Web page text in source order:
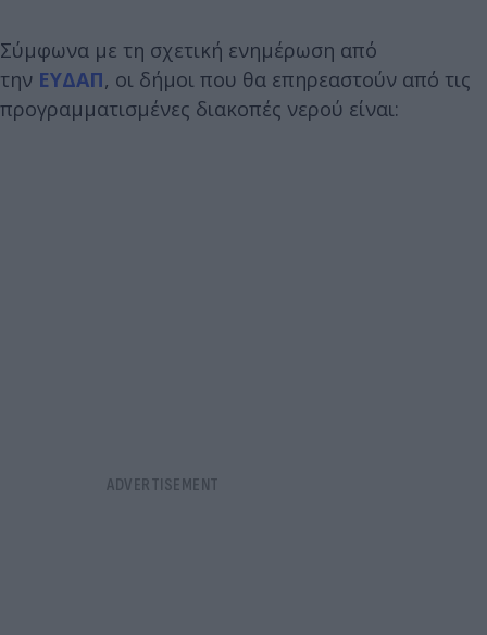
Σύμφωνα με τη σχετική ενημέρωση από
την ΕΥΔΑΠ, οι δήμοι που θα επηρεαστούν από τις
προγραμματισμένες διακοπές νερού είναι: